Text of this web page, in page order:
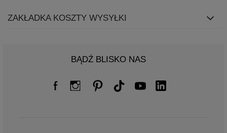
ZAKŁADKA KOSZTY WYSYŁKI
BĄDŹ BLISKO NAS